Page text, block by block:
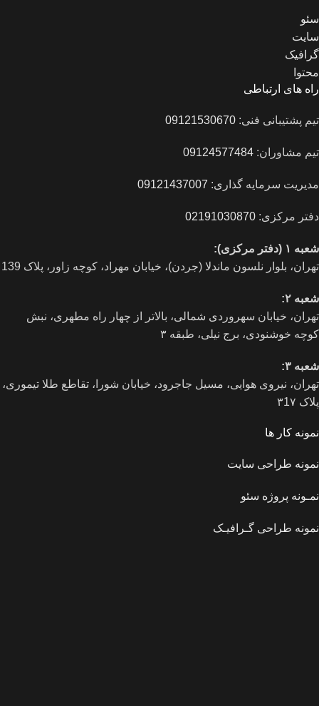
سئو
سایت
گرافیک
محتوا
راه های ارتباطی
تیم پشتیبانی فنی: 09121530670
تیم مشاوران: 09124577484
مدیریت سرمایه گذاری: 09121437007
دفتر مرکزی: 02191030870
شعبه ۱ (دفتر مرکزی):
تهران، بلوار نلسون ماندلا (جردن)، خیابان مهراد، کوچه زاور، پلاک 139
شعبه ۲:
تهران، خيابان سهروردی شمالی، بالاتر از چهار راه مطهری، نبش
کوچه خوشنودی، برج نیلی، طبقه ۳
شعبه ۳:
تهران، نیروی هوایی، مسیل جاجرود، خیابان شورا، تقاطع طلا تیموری،
پلاک ۳1۷
نمونه کار ها
نمونه طراحی سایت
نمـونه پروژه سئو
نمونه طراحی گـرافیـک